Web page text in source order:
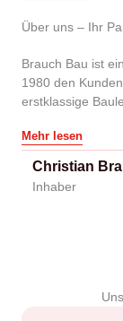
Über uns – Ihr
Brauch Bau ist
1980 den
erstklassige
Mehr lesen
Christian
Inhaber